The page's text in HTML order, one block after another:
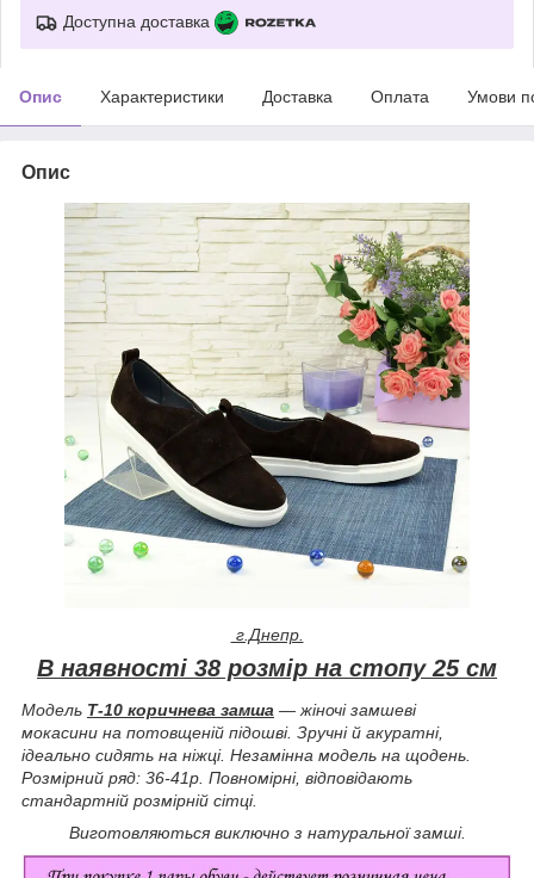
Доступна доставка
Опис Характеристики Доставка Оплата Умови
Опис
г.Днепр.
В наявності 38 розмір на стопу 25 см
Модель Т-10 коричнева замша — жіночі замшеві
мокасини на потовщеній підошві. Зручні й акуратні,
ідеально сидять на ніжці. Незамінна модель на щодень.
Розмірний ряд: 36-41р. Повномірні, відповідають
стандартній розмірній сітці.
Виготовляються виключно з натуральної замші.